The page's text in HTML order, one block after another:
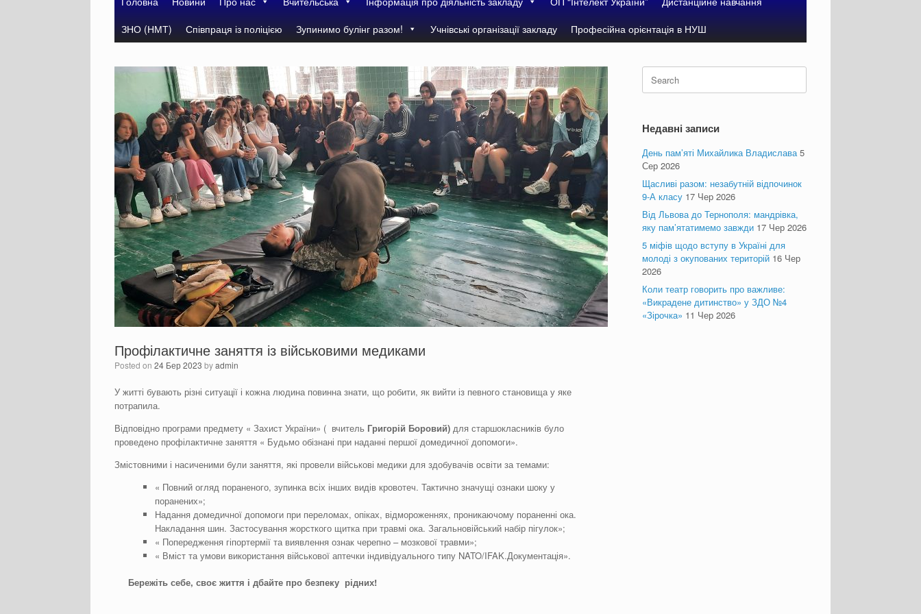
ЗНО (НМТ)
Співпраця із поліцією Зупинимо булінг разом! Учнівські організації закладу Професійна орієнтація в НУШ
Профілактичне заняття із військовими медиками
Posted on 24 Бер 2023 byadmin
У житті бувають різні ситуації і кожна людина повинна знати, що робити, як вийти із певного становища у яке
потрапила.
Відповідно програми предмету « Захист України» ( вчитель Григорій Боровий) для старшокласників було
проведено профілактичне заняття « Будьмо обізнані при наданні першої домедичної допомоги».
Змістовними і насиченими були заняття, які провели військові медики для здобувачів освіти за темами:
« Повний огляд пораненого, зупинка всіх інших видів кровотеч. Тактично значущі ознаки шоку у
поранених»;
Надання домедичної допомоги при переломах, опіках, відмороженнях, проникаючому пораненні ока.
Накладання шин. Застосування жорсткого щитка при травмі ока. Загальновійський набір пігулок»;
« Попередження гіпортермії та виявлення ознак черепно – мозкової травми»;
« Вміст та умови використання військової аптечки індивідуального типу NATO/IFAK.Документація».
Бережіть себе, своє життя і дбайте про безпеку рідних!
Search
for:
Недавні записи
День пам’яті Михайлика Владислава 5
Сер 2026
Щасливі разом: незабутній відпочинок
9-А класу 17 Чер 2026
Від Львова до Тернополя: мандрівка,
яку пам’ятатимемо завжди 17 Чер 2026
5 міфів щодо вступу в Україні для
молоді з окупованих територій 16 Чер
2026
Коли театр говорить про важливе:
«Викрадене дитинство» у ЗДО №4
«Зірочка» 11 Чер 2026